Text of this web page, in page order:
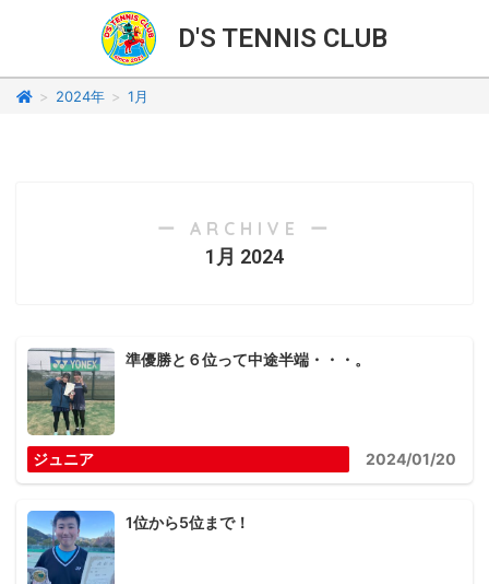
D'S TENNIS CLUB
> 2024年 > 1月
ー ARCHIVE ー
1月 2024
準優勝と６位って中途半端・・・。
ジュニア 2024/01/20
1位から5位まで！